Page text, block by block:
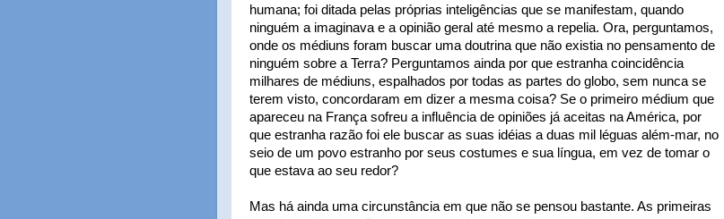
humana; foi ditada pelas próprias inteligências que se manifestam, quando
ninguém a imaginava e a opinião geral até mesmo a repelia. Ora, perguntamos,
onde os médiuns foram buscar uma doutrina que não existia no pensamento de
ninguém sobre a Terra? Perguntamos ainda por que estranha coincidência
milhares de médiuns, espalhados por todas as partes do globo, sem nunca se
terem visto, concordaram em dizer a mesma coisa? Se o primeiro médium que
apareceu na França sofreu a influência de opiniões já aceitas na América, por
que estranha razão foi ele buscar as suas idéias a duas mil léguas além-mar, no
seio de um povo estranho por seus costumes e sua língua, em vez de tomar o
que estava ao seu redor?
Mas há ainda uma circunstância em que não se pensou bastante. As primeiras